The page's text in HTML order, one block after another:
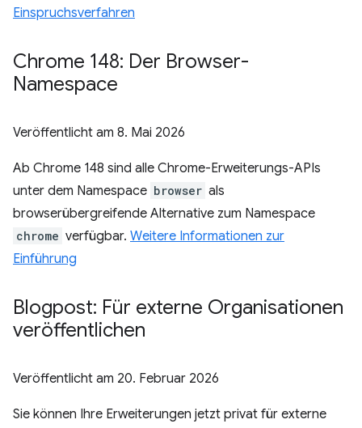
Einspruchsverfahren
Chrome 148: Der Browser-
Namespace
Veröffentlicht am 8. Mai 2026
Ab Chrome 148 sind alle Chrome-Erweiterungs-APIs
unter dem Namespace browser als
browserübergreifende Alternative zum Namespace
chrome verfügbar. Weitere Informationen zur
Einführung
Blogpost: Für externe Organisationen
veröffentlichen
Veröffentlicht am 20. Februar 2026
Sie können Ihre Erweiterungen jetzt privat für externe